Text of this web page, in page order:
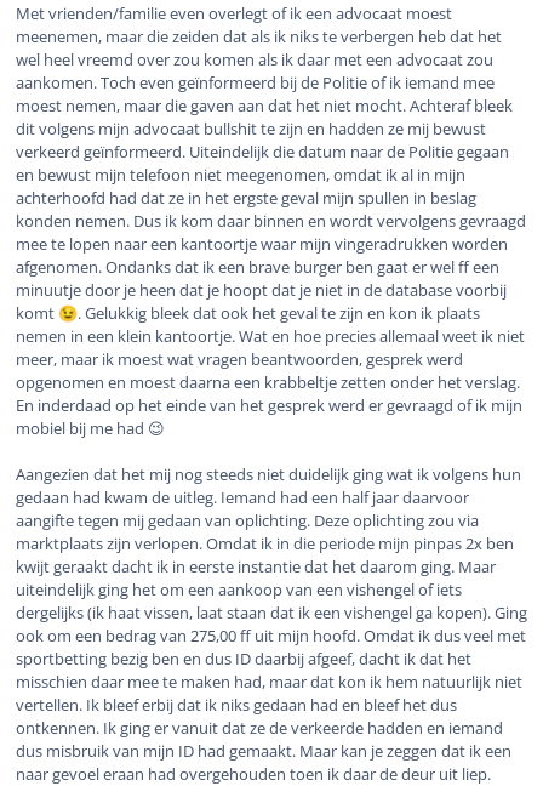
Met vrienden/familie even overlegt of ik een advocaat moest
meenemen, maar die zeiden dat als ik niks te verbergen heb dat het
wel heel vreemd over zou komen als ik daar met een advocaat zou
aankomen. Toch even geïnformeerd bij de Politie of ik iemand mee
moest nemen, maar die gaven aan dat het niet mocht. Achteraf bleek
dit volgens mijn advocaat bullshit te zijn en hadden ze mij bewust
verkeerd geïnformeerd. Uiteindelijk die datum naar de Politie gegaan
en bewust mijn telefoon niet meegenomen, omdat ik al in mijn
achterhoofd had dat ze in het ergste geval mijn spullen in beslag
konden nemen. Dus ik kom daar binnen en wordt vervolgens gevraagd
mee te lopen naar een kantoortje waar mijn vingeradrukken worden
afgenomen. Ondanks dat ik een brave burger ben gaat er wel ff een
minuutje door je heen dat je hoopt dat je niet in de database voorbij
komt 😉. Gelukkig bleek dat ook het geval te zijn en kon ik plaats
nemen in een klein kantoortje. Wat en hoe precies allemaal weet ik niet
meer, maar ik moest wat vragen beantwoorden, gesprek werd
opgenomen en moest daarna een krabbeltje zetten onder het verslag.
En inderdaad op het einde van het gesprek werd er gevraagd of ik mijn
mobiel bij me had 😉
Aangezien dat het mij nog steeds niet duidelijk ging wat ik volgens hun
gedaan had kwam de uitleg. Iemand had een half jaar daarvoor
aangifte tegen mij gedaan van oplichting. Deze oplichting zou via
marktplaats zijn verlopen. Omdat ik in die periode mijn pinpas 2x ben
kwijt geraakt dacht ik in eerste instantie dat het daarom ging. Maar
uiteindelijk ging het om een aankoop van een vishengel of iets
dergelijks (ik haat vissen, laat staan dat ik een vishengel ga kopen). Ging
ook om een bedrag van 275,00 ff uit mijn hoofd. Omdat ik dus veel met
sportbetting bezig ben en dus ID daarbij afgeef, dacht ik dat het
misschien daar mee te maken had, maar dat kon ik hem natuurlijk niet
vertellen. Ik bleef erbij dat ik niks gedaan had en bleef het dus
ontkennen. Ik ging er vanuit dat ze de verkeerde hadden en iemand
dus misbruik van mijn ID had gemaakt. Maar kan je zeggen dat ik een
naar gevoel eraan had overgehouden toen ik daar de deur uit liep.